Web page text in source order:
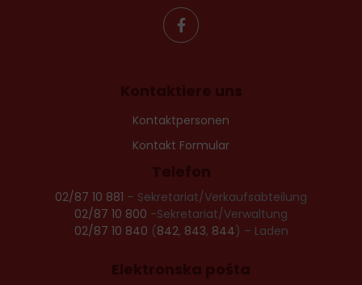
Kontaktiere uns
Kontaktpersonen
Kontakt Formular
Telefon
02/87 10 881 – Sekretariat/Verkaufsabteilung
02/87 10 800 -Sekretariat/Verwaltung
02/87 10 840 (842, 843, 844) – Laden
Elektronska pošta